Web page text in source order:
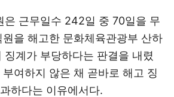
은 근무일수 242일 중 70일을 무
을 해고한 문화체육관광부 산하
징계가 부당하다는 판결을 내렸
여하지 않은 채 곧바로 해고 징
하다는 이유에서다.